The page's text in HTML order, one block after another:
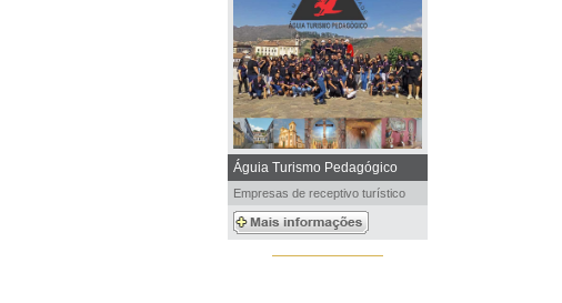
Águia Turismo Pedagógico
Empresas de receptivo turístico